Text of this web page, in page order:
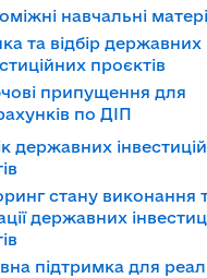
навчальні
та відбір державних
проєктів
припущення для
по ДІП
державних
стану виконання
державних
підтримка для